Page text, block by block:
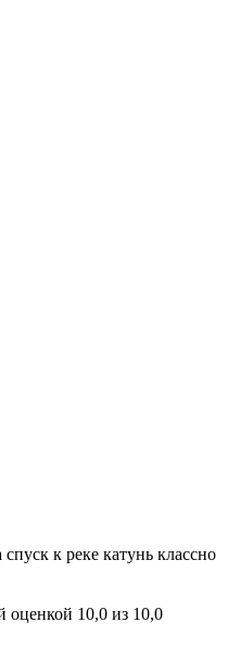
к реке катунь классно
оценкой 10,0 из 10,0